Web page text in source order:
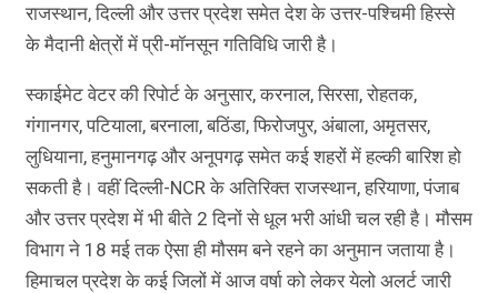
राजस्थान, दिल्ली और उत्तर प्रदेश समेत देश के उत्तर-पश्चिमी हिस्से
के मैदानी क्षेत्रों में प्री-मॉनसून गतिविधि जारी है।
स्काईमेट वेटर की रिपोर्ट के अनुसार, करनाल, सिरसा, रोहतक,
गंगानगर, पटियाला, बरनाला, बठिंडा, फिरोजपुर, अंबाला, अमृतसर,
लुधियाना, हनुमानगढ़ और अनूपगढ़ समेत कई शहरों में हल्की बारिश हो
सकती है। वहीं दिल्ली-NCR के अतिरिक्त राजस्थान, हरियाणा, पंजाब
और उत्तर प्रदेश में भी बीते 2 दिनों से धूल भरी आंधी चल रही है। मौसम
विभाग ने 18 मई तक ऐसा ही मौसम बने रहने का अनुमान जताया है।
हिमाचल प्रदेश के कई जिलों में आज वर्षा को लेकर येलो अलर्ट जारी